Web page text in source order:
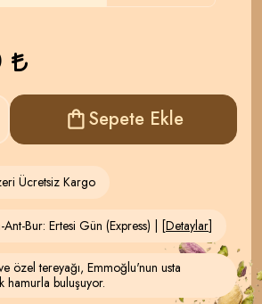
Sepete Ekle
Ücretsiz Kargo
Ant-Bur: Ertesi Gün (Express) | [Detaylar]
özel tereyağı, Emmoğlu'nun usta
hamurla buluşuyor.